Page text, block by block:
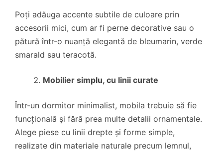
Poți adăuga accente subtile de culoare prin
accesorii mici, cum ar fi perne decorative sau o
pătură într-o nuanță elegantă de bleumarin, verde
smarald sau teracotă.
Mobilier simplu, cu linii curate
Într-un dormitor minimalist, mobila trebuie să fie
funcțională și fără prea multe detalii ornamentale.
Alege piese cu linii drepte și forme simple,
realizate din materiale naturale precum lemnul,